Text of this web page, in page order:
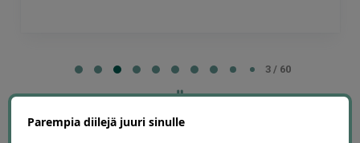
60
3 / 60
Parempia diilejä juuri sinulle